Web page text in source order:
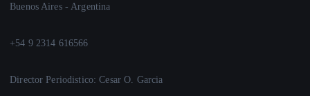
Buenos Aires - Argentina
+54 9 2314 616566
Director Periodistico: Cesar O. Garcia